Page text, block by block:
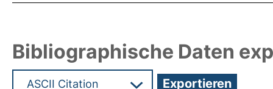
Bibliographische Daten